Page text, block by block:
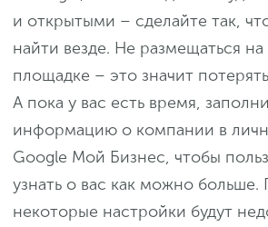
и открытыми – сделайте так,
найти везде. Не размещаться
площадке – это значит
А пока у вас есть время,
информацию о компании в
Google Мой Бизнес, чтобы
узнать о вас как можно
некоторые настройки будут